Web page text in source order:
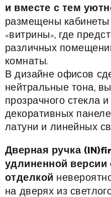
и вместе с тем
размещены кабинеты
«витрины», где
различных
комнаты.
В дизайне офисов
нейтральные тона,
прозрачного стекла
декоративных
латуни и линейных
Дверная ручка
удлиненной версии
отделкой
на дверях из